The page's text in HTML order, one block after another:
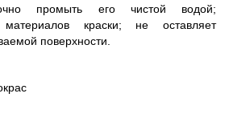
промыть его чистой водой;
краски; не оставляет
поверхности.